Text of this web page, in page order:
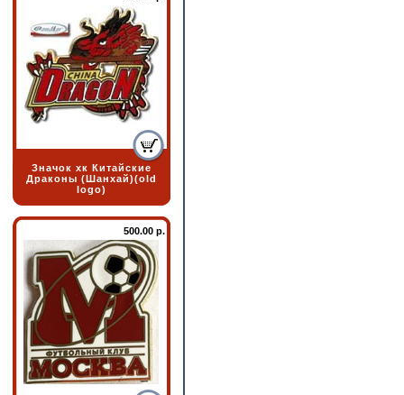
Значок хк Китайские
Драконы (Шанхай)(old
logo)
500.00 р.